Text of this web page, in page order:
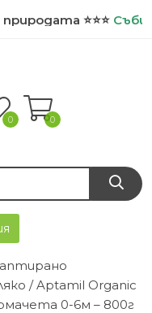
⭐⭐⭐
0 0
/ Aptamil Organic
0-6м – 800г